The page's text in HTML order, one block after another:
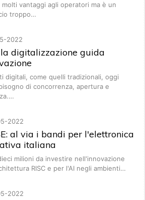
molti vantaggi agli operatori ma è un
troppo…
2022
la digitalizzazione guida
digitali, come quelli tradizionali, oggi
di concorrenza, apertura e
2022
al via i bandi per l'elettronica
italiana
milioni da investire nell'innovazione
RISC e per l'AI negli ambienti…
2022